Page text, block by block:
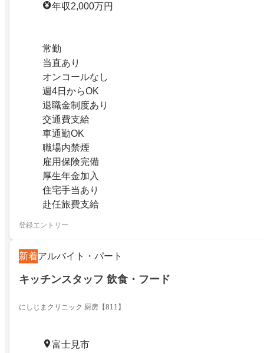
年収2,000万円
常勤
当直あり
オンコールなし
週4日からOK
退職金制度あり
交通費支給
車通勤OK
職場内禁煙
雇用保険完備
厚生年金加入
住宅手当あり
赴任旅費支給
登録エントリー
新着アルバイト・パート
キッチンスタッフ 飲食・フード
にしじまクリニック 厨房【811】
富士見市